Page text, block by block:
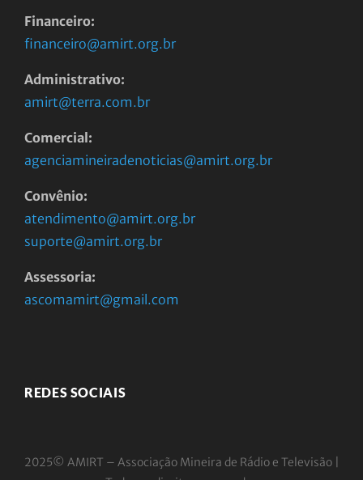
Financeiro:
financeiro@amirt.org.br
Administrativo:
amirt@terra.com.br
Comercial:
agenciamineiradenoticias@amirt.org.br
Convênio:
atendimento@amirt.org.br
suporte@amirt.org.br
Assessoria:
ascomamirt@gmail.com
REDES SOCIAIS
2025© AMIRT – Associação Mineira de Rádio e Televisão |